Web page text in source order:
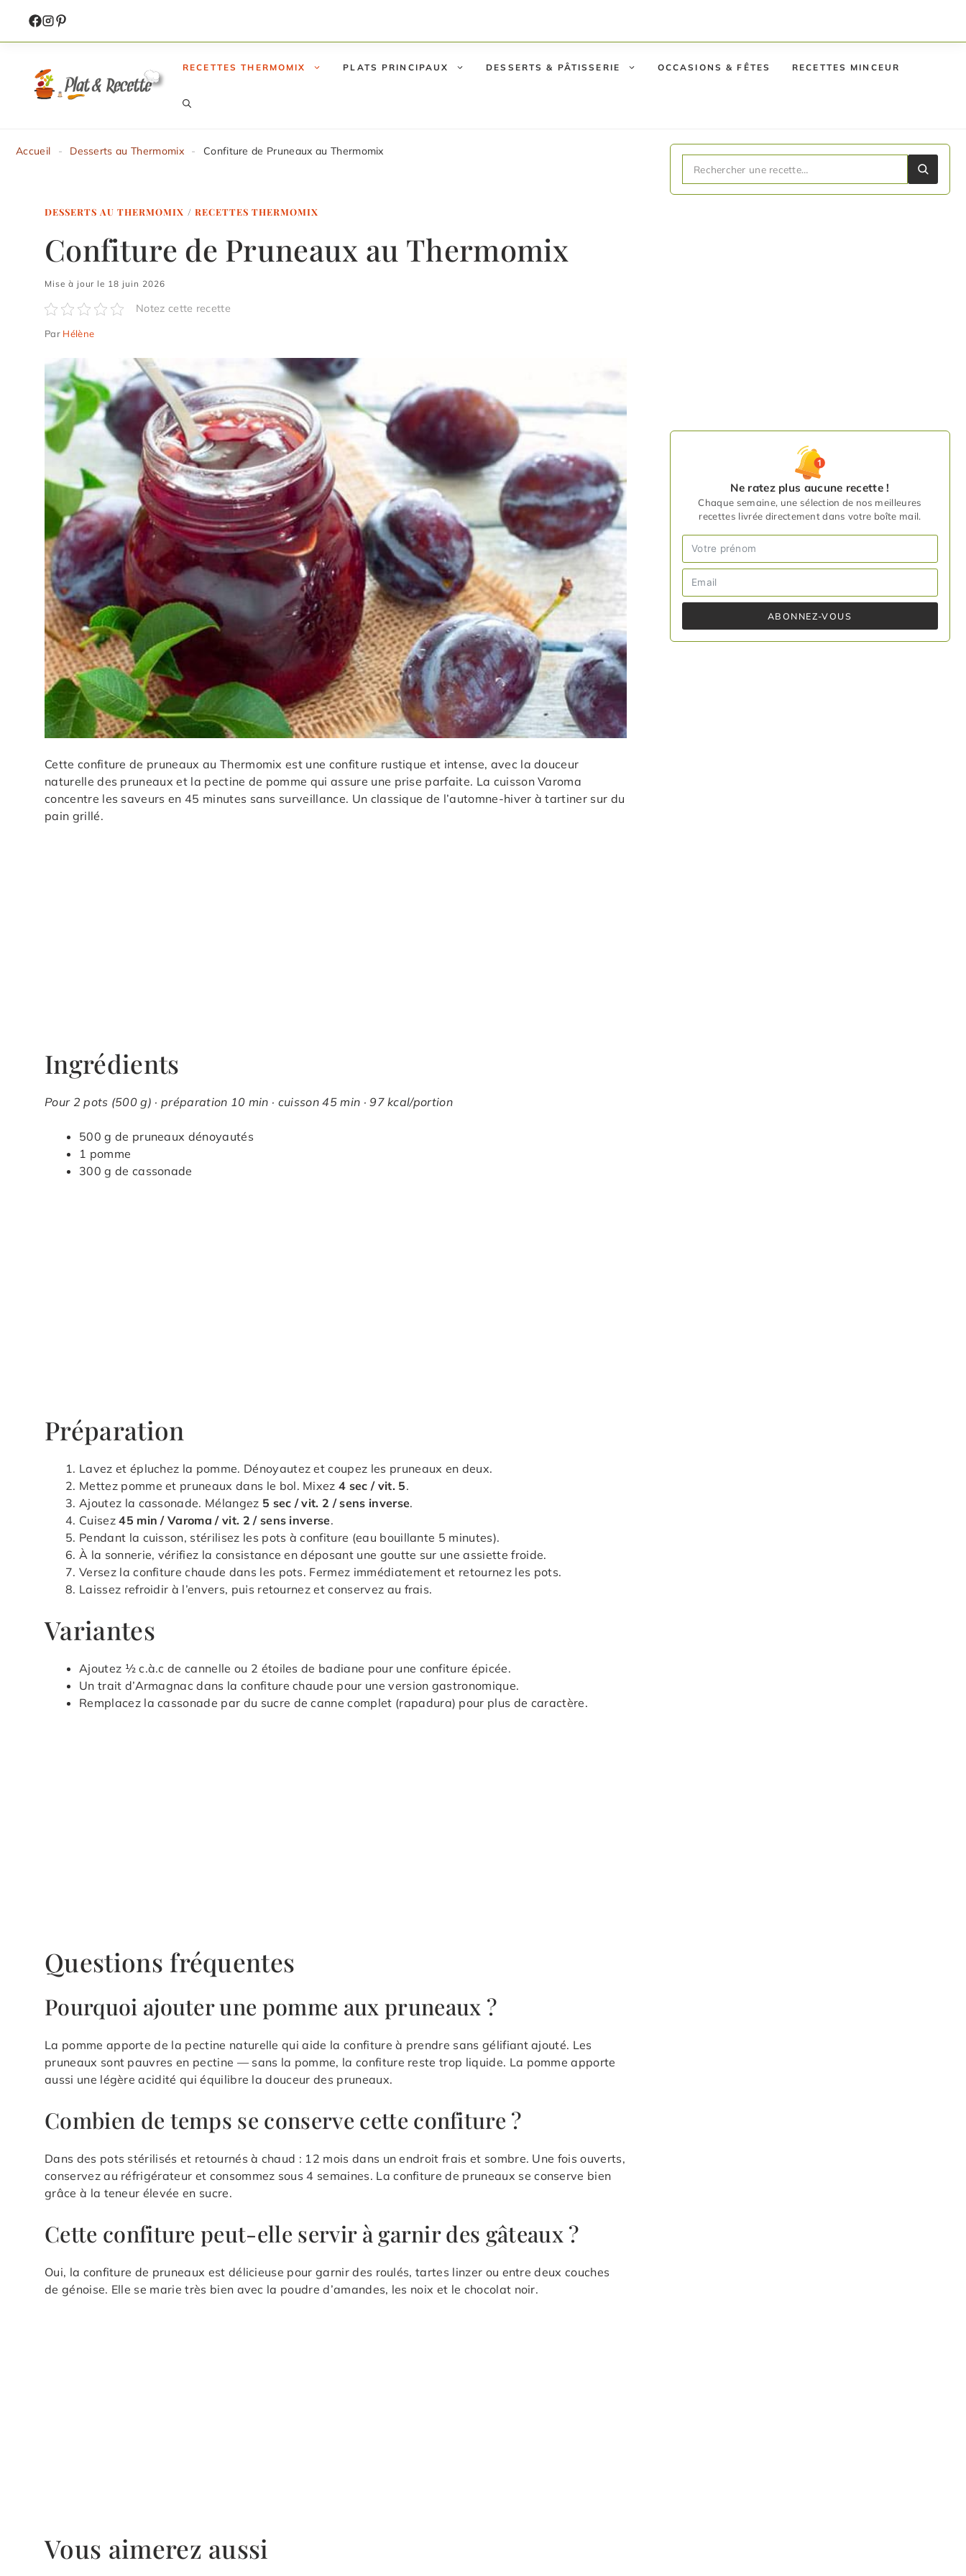
contenu
RECETTES THERMOMIX PLATS PRINCIPAUX DESSERTS & PÂTISSERIE OCCASIONS & FÊTES RECETTES MINCEUR
Accueil - Desserts au Thermomix - Confiture de Pruneaux au Thermomix
DESSERTS AU THERMOMIX / RECETTES THERMOMIX
Confiture de Pruneaux au Thermomix
Mise à jour le 18 juin 2026
Notez cette recette
Par Hélène
Cette confiture de pruneaux au Thermomix est une confiture rustique et intense, avec la douceur
naturelle des pruneaux et la pectine de pomme qui assure une prise parfaite. La cuisson Varoma
concentre les saveurs en 45 minutes sans surveillance. Un classique de l’automne-hiver à tartiner sur du
pain grillé.
Ingrédients
Pour 2 pots (500 g) · préparation 10 min · cuisson 45 min · 97 kcal/portion
500 g de pruneaux dénoyautés
1 pomme
300 g de cassonade
Préparation
Lavez et épluchez la pomme. Dénoyautez et coupez les pruneaux en deux.
Mettez pomme et pruneaux dans le bol. Mixez4 sec / vit. 5.
Ajoutez la cassonade. Mélangez 5 sec / vit. 2 / sens inverse.
Cuisez45 min / Varoma / vit. 2 / sens inverse.
Pendant la cuisson, stérilisez les pots à confiture (eau bouillante 5 minutes).
À la sonnerie, vérifiez la consistance en déposant une goutte sur une assiette froide.
Versez la confiture chaude dans les pots. Fermez immédiatement et retournez les pots.
Laissez refroidir à l’envers, puis retournez et conservez au frais.
Variantes
Ajoutez ½ c.à.c de cannelle ou 2 étoiles de badiane pour une confiture épicée.
Un trait d’Armagnac dans la confiture chaude pour une version gastronomique.
Remplacez la cassonade par du sucre de canne complet (rapadura) pour plus de caractère.
Questions fréquentes
Pourquoi ajouter une pomme aux pruneaux ?
La pomme apporte de la pectine naturelle qui aide la confiture à prendre sans gélifiant ajouté. Les
pruneaux sont pauvres en pectine — sans la pomme, la confiture reste trop liquide. La pomme apporte
aussi une légère acidité qui équilibre la douceur des pruneaux.
Combien de temps se conserve cette confiture ?
Dans des pots stérilisés et retournés à chaud : 12 mois dans un endroit frais et sombre. Une fois ouverts,
conservez au réfrigérateur et consommez sous 4 semaines. La confiture de pruneaux se conserve bien
grâce à la teneur élevée en sucre.
Cette confiture peut-elle servir à garnir des gâteaux ?
Oui, la confiture de pruneaux est délicieuse pour garnir des roulés, tartes linzer ou entre deux couches
de génoise. Elle se marie très bien avec la poudre d’amandes, les noix et le chocolat noir.
Vous aimerez aussi
Ne ratez plus aucune recette !
Chaque semaine, une sélection de nos meilleures
recettes livrée directement dans votre boîte mail.
ABONNEZ-VOUS